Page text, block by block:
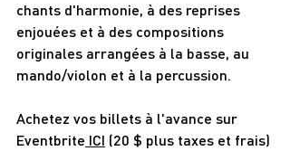
chants d'harmonie, à des reprises
enjouées et à des compositions
originales arrangées à la basse, au
mando/violon et à la percussion.
Achetez vos billets à l'avance sur
Eventbrite ICI (20 $ plus taxes et frais)